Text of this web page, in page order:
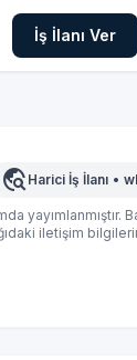
İş İlanı Ver
travel_explore Harici İş İlanı •
yayımlanmıştır.
iletişim